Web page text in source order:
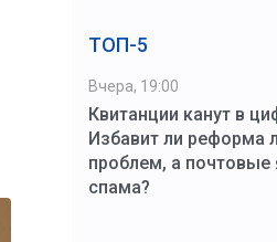
ТОП-5
Вчера, 19:00
Квитанции канут в
Избавит ли реформа
проблем, а почтовые
спама?